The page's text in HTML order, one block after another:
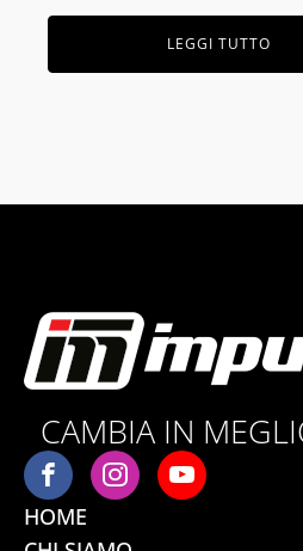
LEGGI TUTTO
CAMBIA IN
HOME